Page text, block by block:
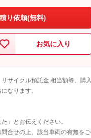
り依頼(無料)
お気に入り
イクル預託金 相当額等、購
なります。
」とお伝えください。
合せの上、該当車両の有無をご